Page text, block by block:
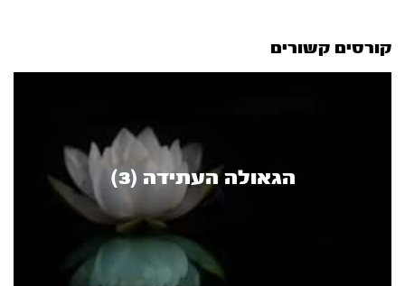
קורסים קשורים
הגאולה העתידה (3)